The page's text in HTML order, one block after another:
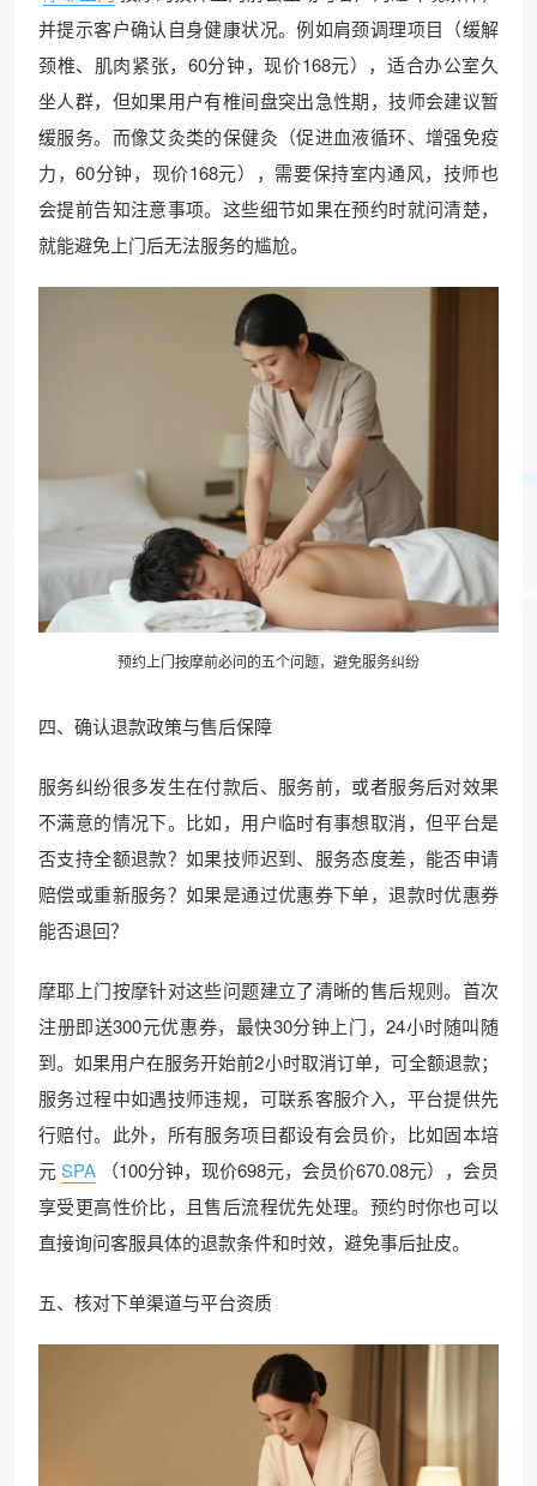
并提示客户确认自身健康状况。例如肩颈调理项目（缓解
颈椎、肌肉紧张，60分钟，现价168元），适合办公室久
坐人群，但如果用户有椎间盘突出急性期，技师会建议暂
缓服务。而像艾灸类的保健灸（促进血液循环、增强免疫
力，60分钟，现价168元），需要保持室内通风，技师也
会提前告知注意事项。这些细节如果在预约时就问清楚，
就能避免上门后无法服务的尴尬。
预约上门按摩前必问的五个问题，避免服务纠纷
四、确认退款政策与售后保障
服务纠纷很多发生在付款后、服务前，或者服务后对效果
不满意的情况下。比如，用户临时有事想取消，但平台是
否支持全额退款？如果技师迟到、服务态度差，能否申请
赔偿或重新服务？如果是通过优惠券下单，退款时优惠券
能否退回？
摩耶上门按摩针对这些问题建立了清晰的售后规则。首次
注册即送300元优惠券，最快30分钟上门，24小时随叫随
到。如果用户在服务开始前2小时取消订单，可全额退款；
服务过程中如遇技师违规，可联系客服介入，平台提供先
行赔付。此外，所有服务项目都设有会员价，比如固本培
元SPA
（100分钟，现价698元，会员价670.08元），会员
享受更高性价比，且售后流程优先处理。预约时你也可以
直接询问客服具体的退款条件和时效，避免事后扯皮。
五、核对下单渠道与平台资质